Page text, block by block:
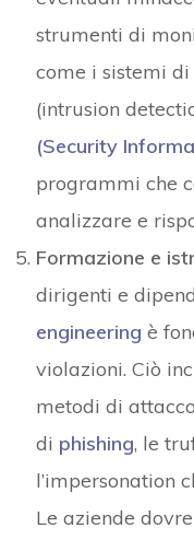
strumenti di
come i sistemi
(intrusion
(Security
programmi che
analizzare e
Formazione e
dirigenti e
engineering è
violazioni. Ciò
metodi di
di phishing, le
l’impersonation
Le aziende